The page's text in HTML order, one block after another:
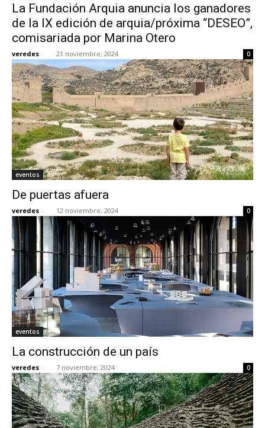
La Fundación Arquia anuncia los ganadores
de la IX edición de arquia/próxima “DESEO”,
comisariada por Marina Otero
veredes - 21 noviembre, 2024 0
eventos
De puertas afuera
veredes - 12 noviembre, 2024 0
eventos
La construcción de un país
veredes - 7 noviembre, 2024 0